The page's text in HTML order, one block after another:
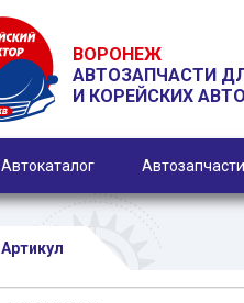
ВОРОНЕЖ
АВТОЗАПЧАСТИ
И КОРЕЙСКИХ
Автокаталог Автозапчасти
Артикул